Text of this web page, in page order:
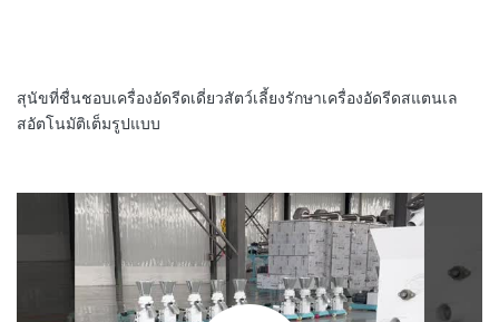
สุนัขที่ชื่นชอบเครื่องอัดรีดเดี่ยวสัตว์เลี้ยงรักษาเครื่องอัดรีดสแตนเล
สอัตโนมัติเต็มรูปแบบ